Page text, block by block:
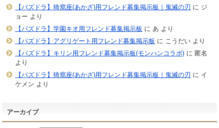
【パズドラ】猗窩座(あかざ)用フレンド募集掲示板｜鬼滅の刃 に ジ
ョー より
【パズドラ】学園キオ用フレンド募集掲示板 に あ より
【パズドラ】アグリゲート用フレンド募集掲示板 に こうだいより
【パズドラ】キリン用フレンド募集掲示板(モンハンコラボ)に 匿名
より
【パズドラ】猗窩座(あかざ)用フレンド募集掲示板｜鬼滅の刃 に イ
ケメン より
アーカイブ